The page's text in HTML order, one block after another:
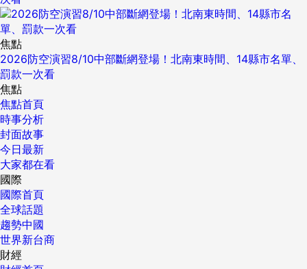
焦點
2026防空演習8/10中部斷網登場！北南東時間、14縣市名單、
罰款一次看
焦點
焦點首頁
時事分析
封面故事
今日最新
大家都在看
國際
國際首頁
全球話題
趨勢中國
世界新台商
財經